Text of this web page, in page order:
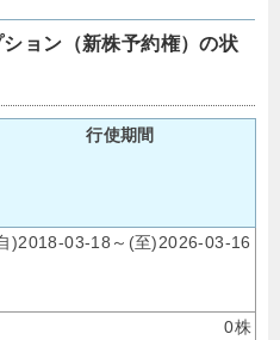
ョン（新株予約権）の状
行使期間
)2018-03-18～(至)2026-03-16
0株